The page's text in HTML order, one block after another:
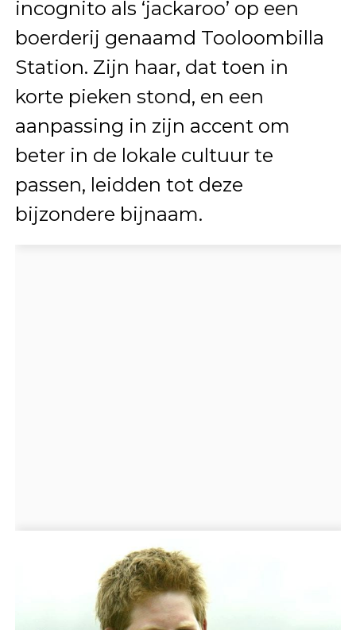
incognito als ‘jackaroo’ op een
boerderij genaamd Tooloombilla
Station. Zijn haar, dat toen in
korte pieken stond, en een
aanpassing in zijn accent om
beter in de lokale cultuur te
passen, leidden tot deze
bijzondere bijnaam.